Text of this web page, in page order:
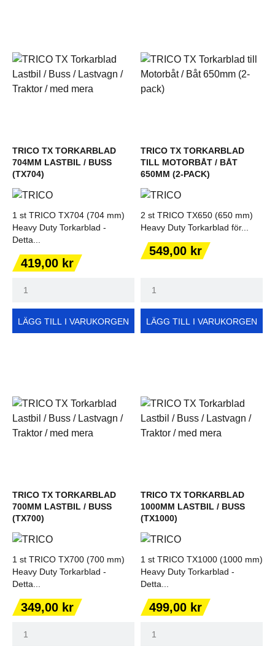
TRICO TX TORKARBLAD
704MM LASTBIL / BUSS
(TX704)
1 st TRICO TX704 (704 mm)
Heavy Duty Torkarblad -
Detta...
Pris
419,00 kr
LÄGG TILL I VARUKORGEN
TRICO TX TORKARBLAD
TILL MOTORBÅT / BÅT
650MM (2-PACK)
2 st TRICO TX650 (650 mm)
Heavy Duty Torkarblad för...
Pris
549,00 kr
LÄGG TILL I VARUKORGEN
TRICO TX TORKARBLAD
700MM LASTBIL / BUSS
(TX700)
1 st TRICO TX700 (700 mm)
Heavy Duty Torkarblad -
Detta...
Pris
349,00 kr
TRICO TX TORKARBLAD
1000MM LASTBIL / BUSS
(TX1000)
1 st TRICO TX1000 (1000 mm)
Heavy Duty Torkarblad -
Detta...
Pris
499,00 kr